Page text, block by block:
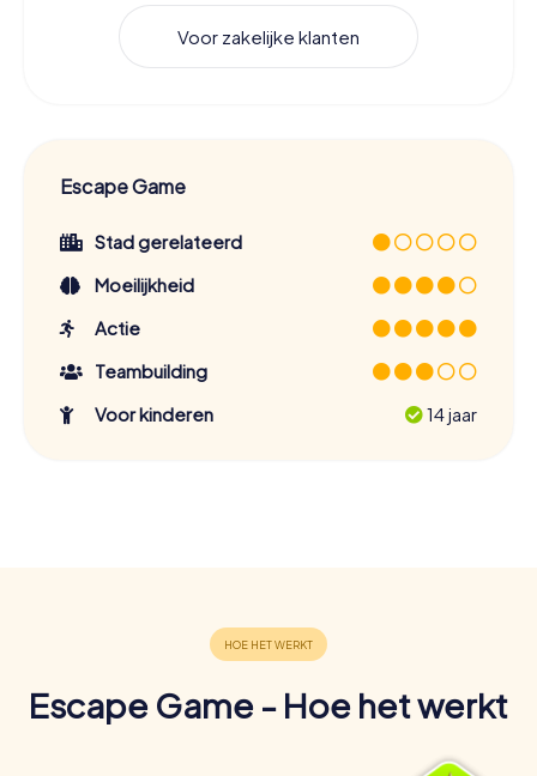
Voor zakelijke klanten
Escape Game
Stad gerelateerd
Moeilijkheid
Actie
Teambuilding
Voor kinderen
14 jaar
Escape Game - Hoe het werkt